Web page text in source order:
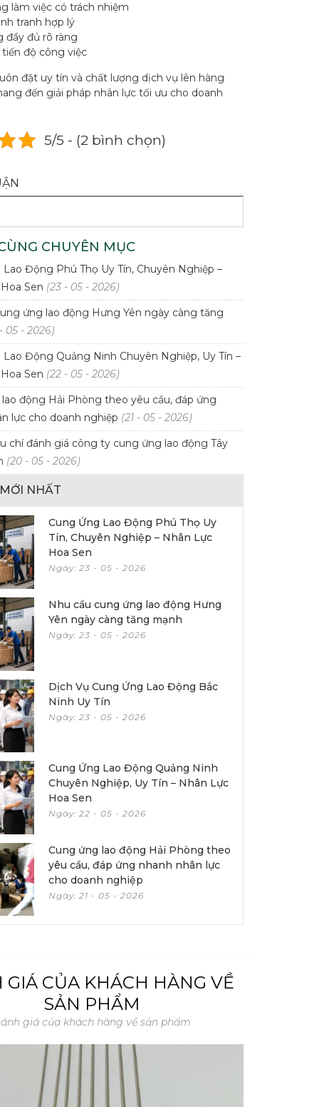
làm việc có trách nhiệm
tranh hợp lý
đầy đủ rõ ràng
độ công việc
đặt uy tín và chất lượng dịch vụ lên hàng
đến giải pháp nhân lực tối ưu cho doanh
5/5 - (2 bình chọn)
CHUYÊN MỤC
Động Phú Thọ Uy Tín, Chuyên Nghiệp –
Sen (23 - 05 - 2026)
ứng lao động Hưng Yên ngày càng tăng
05 - 2026)
Động Quảng Ninh Chuyên Nghiệp, Uy Tín –
Sen (22 - 05 - 2026)
động Hải Phòng theo yêu cầu, đáp ứng
lực cho doanh nghiệp (21 - 05 - 2026)
chí đánh giá công ty cung ứng lao động Tây
(20 - 05 - 2026)
NHẤT
Cung Ứng Lao Động Phú Thọ Uy
Tín, Chuyên Nghiệp – Nhân Lực
Hoa Sen
Ngày: 23 - 05 - 2026
Nhu cầu cung ứng lao động Hưng
Yên ngày càng tăng mạnh
Ngày: 23 - 05 - 2026
Dịch Vụ Cung Ứng Lao Động Bắc
Ninh Uy Tín
Ngày: 23 - 05 - 2026
Cung Ứng Lao Động Quảng Ninh
Chuyên Nghiệp, Uy Tín – Nhân Lực
Hoa Sen
Ngày: 22 - 05 - 2026
Cung ứng lao động Hải Phòng theo
yêu cầu, đáp ứng nhanh nhân lực
cho doanh nghiệp
Ngày: 21 - 05 - 2026
CỦA KHÁCH HÀNG VỀ
SẢN PHẨM
giá của khách hàng về sản phẩm